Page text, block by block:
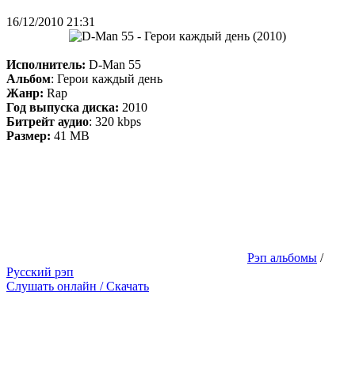
16/12/2010 21:31
Исполнитель: D-Man 55
Альбом: Герои каждый день
Жанр: Rap
Год выпуска диска: 2010
Битрейт аудио: 320 kbps
Размер: 41 MB
Рэп альбомы /
Русский рэп
Слушать онлайн / Скачать